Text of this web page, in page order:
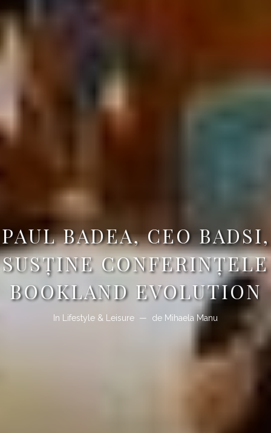
PAUL BADEA, CEO BADSI,
SUSȚINE CONFERINȚELE
BOOKLAND EVOLUTION
In Lifestyle & Leisure de Mihaela Manu